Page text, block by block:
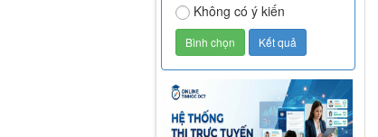
Không có ý kiến